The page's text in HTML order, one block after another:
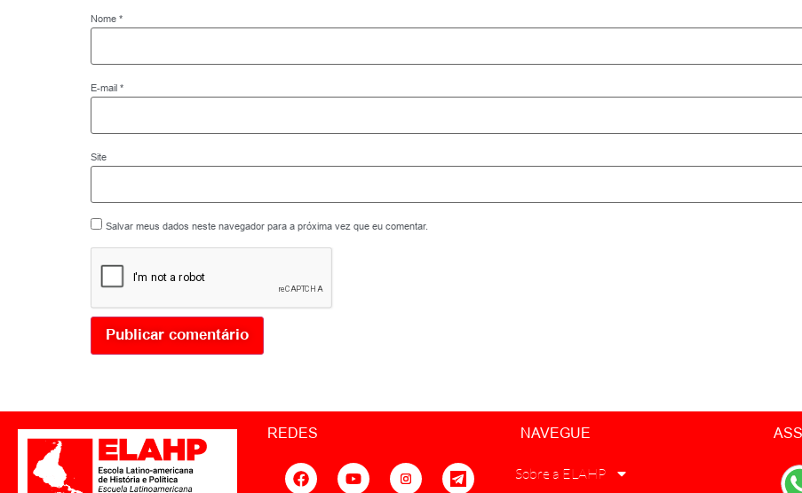
Nome *
E-mail *
Site
Salvar meus dados neste navegador para a próxima vez que eu comentar.
REDES NAVEGUE
Sobre a ELAHP